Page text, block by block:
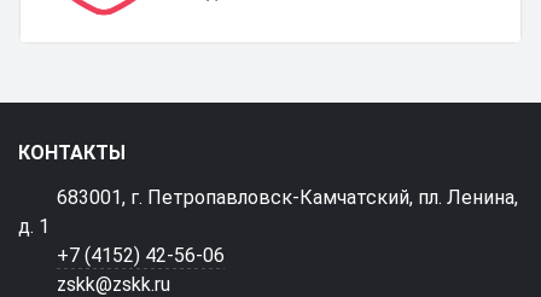
КОНТАКТЫ
683001, г. Петропавловск-Камчатский, пл. Ленина,
д. 1
+7 (4152) 42-56-06
zskk@zskk.ru